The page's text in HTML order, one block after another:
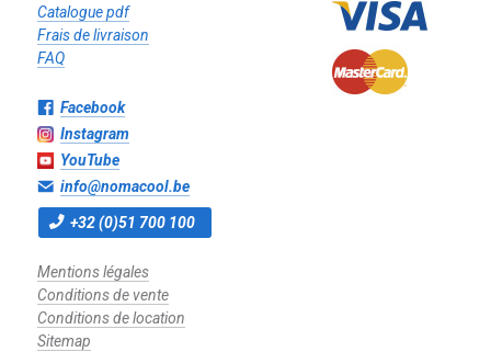
Catalogue pdf
Frais de livraison
FAQ
Facebook
Instagram
YouTube
info@nomacool.be
+32 (0)51 700 100
Mentions légales
Conditions de vente
Conditions de location
Sitemap